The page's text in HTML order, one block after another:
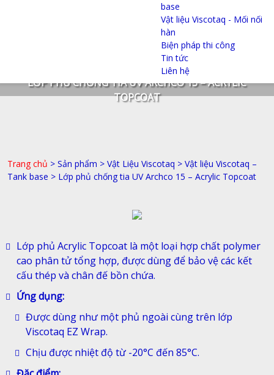
base
Vật liệu Viscotaq - Mối nối
hàn
Biện pháp thi công
Tin tức
Liên hệ
LỚP PHỦ CHỐNG TIA UV ARCHCO 15 – ACRYLIC
TOPCOAT
Trang chủ > Sản phẩm > Vật Liệu Viscotaq > Vật liệu Viscotaq –
Tank base > Lớp phủ chống tia UV Archco 15 – Acrylic Topcoat
Lớp phủ Acrylic Topcoat là một loại hợp chất polymer
cao phân tử tổng hợp, được dùng để bảo vệ các kết
cấu thép và chân đế bồn chứa.
Ứng dụng:
Được dùng như một phủ ngoài cùng trên lớp
Viscotaq EZ Wrap.
Chịu được nhiệt độ từ -20°C đến 85°C.